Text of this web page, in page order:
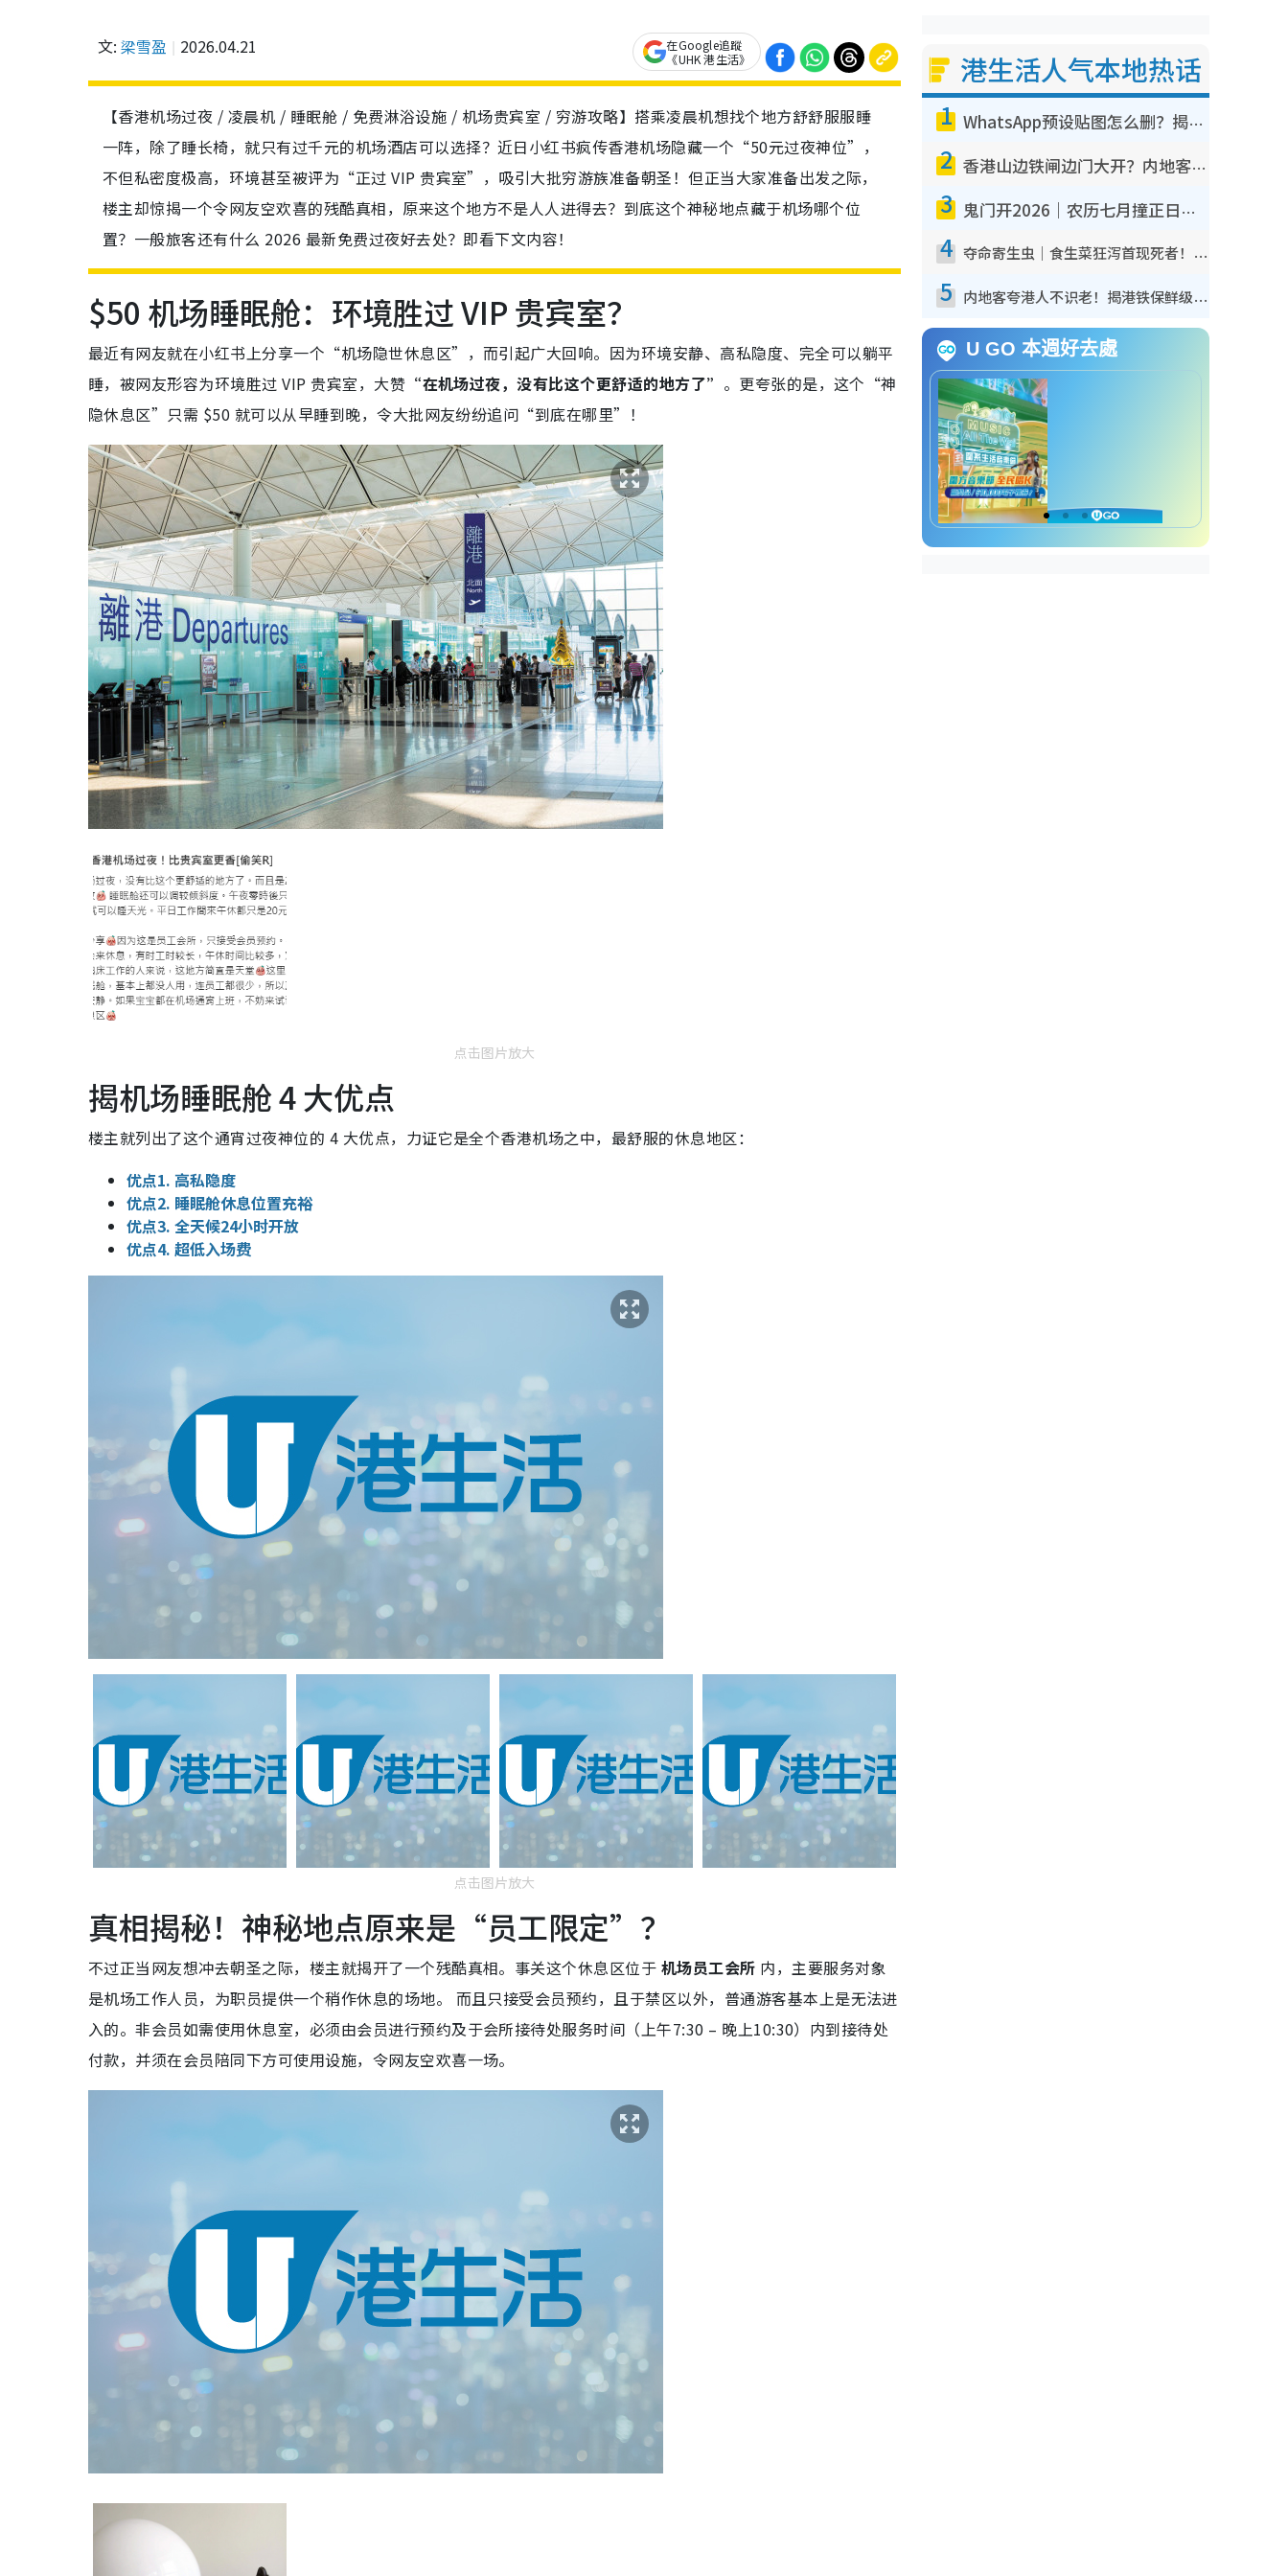
文: 梁雪盈 2026.04.21
在Google追蹤
《UHK 港生活》
【香港机场过夜 / 凌晨机 / 睡眠舱 / 免费淋浴设施 / 机场贵宾室 / 穷游攻略】搭乘凌晨机想找个地方舒舒服服睡
一阵，除了睡长椅，就只有过千元的机场酒店可以选择？近日小红书疯传香港机场隐藏一个“50元过夜神位”，
不但私密度极高，环境甚至被评为“正过 VIP 贵宾室”，吸引大批穷游族准备朝圣！但正当大家准备出发之际，
楼主却惊揭一个令网友空欢喜的残酷真相，原来这个地方不是人人进得去？到底这个神秘地点藏于机场哪个位
置？一般旅客还有什么 2026 最新免费过夜好去处？即看下文内容！
$50 机场睡眠舱：环境胜过 VIP 贵宾室？
最近有网友就在小红书上分享一个“机场隐世休息区”，而引起广大回响。因为环境安静、高私隐度、完全可以躺平
睡，被网友形容为环境胜过 VIP 贵宾室，大赞 “在机场过夜，没有比这个更舒适的地方了” 。更夸张的是，这个“神
隐休息区”只需 $50 就可以从早睡到晚，令大批网友纷纷追问“到底在哪里”！
点击图片放大
揭机场睡眠舱 4 大优点
楼主就列出了这个通宵过夜神位的 4 大优点，力证它是全个香港机场之中，最舒服的休息地区：
优点1. 高私隐度
优点2. 睡眠舱休息位置充裕
优点3. 全天候24小时开放
优点4. 超低入场费
点击图片放大
真相揭秘！神秘地点原来是“员工限定”？
不过正当网友想冲去朝圣之际，楼主就揭开了一个残酷真相。事关这个休息区位于 机场员工会所 内，主要服务对象
是机场工作人员，为职员提供一个稍作休息的场地。 而且只接受会员预约，且于禁区以外，普通游客基本上是无法进
入的。非会员如需使用休息室，必须由会员进行预约及于会所接待处服务时间（上午7:30 – 晚上10:30）内到接待处
付款，并须在会员陪同下方可使用设施，令网友空欢喜一场。
港生活人气本地热话
1 WhatsApp预设贴图怎么删？揭秘1招“反向操作”还原简洁界面 附3步实测教程
2 香港山边铁闸边门大开？内地客困惑意义何在！网友神回复：这种叫法理性防御
3 鬼门开2026｜农历七月撞正日全食特别邪？专家警告切忌做一事！揭4大禁忌+2招保平安
4 夺命寄生虫｜食生菜狂泻首现死者！疫潮恶化录1.8万宗病例 揭洗菜3大谬误
5 内地客夸港人不识老！揭港铁保鲜级冷气 港人求放过：别投诉
U GO 本週好去處